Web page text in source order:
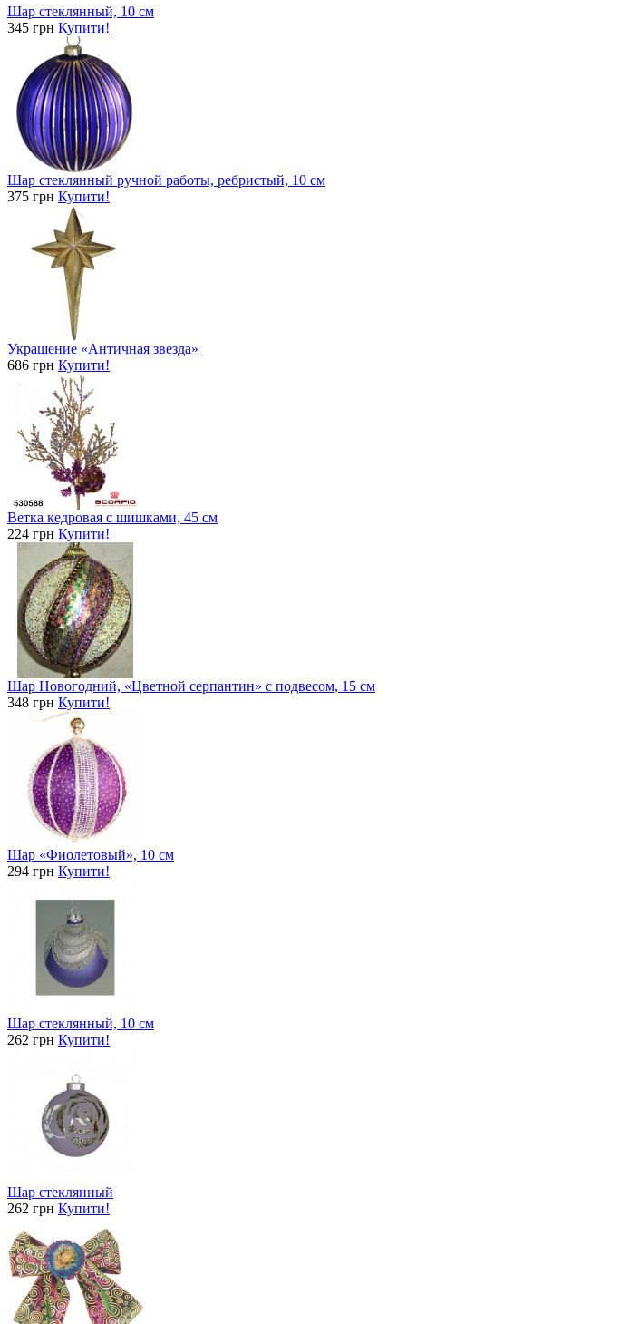
Шар стеклянный, 10 см
345 грн Купити!
Шар стеклянный ручной работы, ребристый, 10 см
375 грн Купити!
Украшение «Античная звезда»
686 грн Купити!
Ветка кедровая с шишками, 45 см
224 грн Купити!
Шар Новогодний, «Цветной серпантин» с подвесом, 15 см
348 грн Купити!
Шар «Фиолетовый», 10 см
294 грн Купити!
Шар стеклянный, 10 см
262 грн Купити!
Шар стеклянный
262 грн Купити!